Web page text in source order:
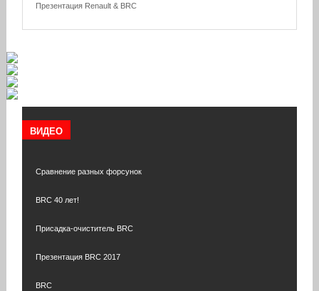
Презентация Renault & BRC
ВИДЕО
Сравнение разных форсунок
BRC 40 лет!
Присадка-очиститель BRC
Презентация BRC 2017
BRC